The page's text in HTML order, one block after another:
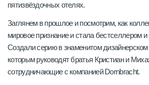
пятизвёздочных отелях.
Заглянем в прошлое и посмотрим, как
мировое признание и стала бестселлером и
Создали серию в знаменитом
которым руководят братья Кристиан и
сотрудничающие с компанией Dornbracht.